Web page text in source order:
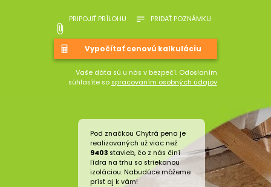
PRIPOJIŤ PRÍLOHU PRIDAŤ POZNÁMKU
Vaše dáta sú u nás v bezpečí. Odoslaním
súhlasíte so spracovaním osobných údajov
Pod značkou Chytrá pena je
realizovaných už viac než
9403 stavieb, čo z nás činí
lídra na trhu so striekanou
izoláciou. Nabudúce môžeme
prísť aj k vám!